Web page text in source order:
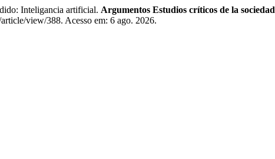
Inteligancia artificial. Argumentos Estudios críticos de la sociedad
view/388. Acesso em: 6 ago. 2026.